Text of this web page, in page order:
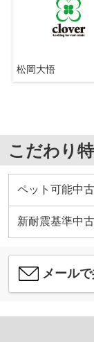
松岡大悟
こだわり
ペット可能中
新耐震基準中
メール